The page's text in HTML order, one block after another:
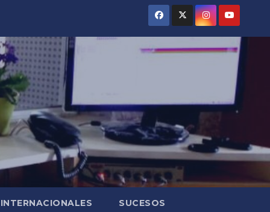
INTERNACIONALES SUCESOS